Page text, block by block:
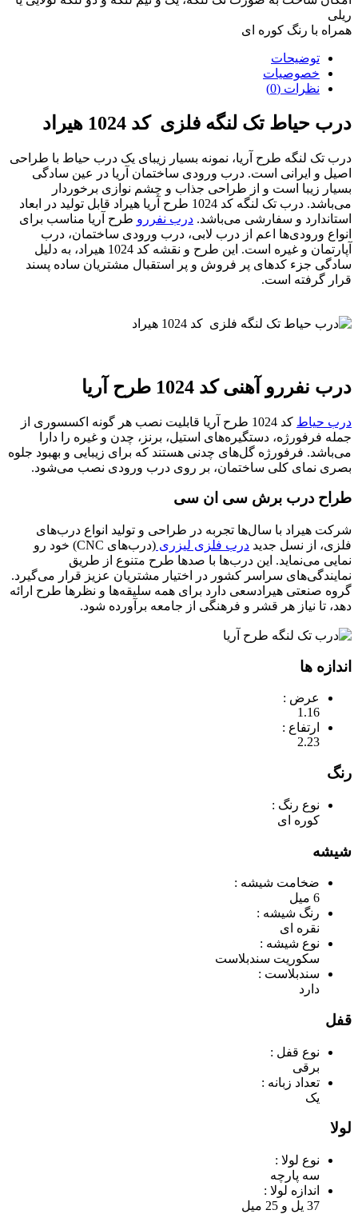
ریلی
همراه با رنگ کوره ای
توضیحات
خصوصیات
نظرات (0)
درب حیاط تک لنگه فلزی کد 1024 هیراد
درب تک لنگه طرح آریا، نمونه بسیار زیبای یک درب حیاط با طراحی
اصیل و ایرانی است. درب ورودی ساختمان آریا در عین سادگی
بسیار زیبا است و از طراحی جذاب و چشم نوازی برخوردار
می‌باشد. درب تک لنگه کد 1024 طرح آریا هیراد قابل تولید در ابعاد
استاندارد و سفارشی می‌باشد. درب نفررو طرح آریا مناسب برای
انواع ورودی‌ها اعم از درب لابی‌، درب ورودی ساختمان‌، درب
آپارتمان و غیره است. این طرح و نقشه کد 1024 هیراد، به دلیل
سادگی جزء کد‌های پر فروش و پر استقبال مشتریان ساده پسند
قرار گرفته است.
درب نفررو آهنی کد 1024 طرح آریا
درب حیاط
کد 1024 طرح آریا قابلیت نصب هر گونه اکسسوری از
جمله فرفورژه، دستگیره‌های استیل، برنز، چدن و غیره را دارا
می‌باشد. فرفورژه گل‌های چدنی هستند که برای زیبایی و بهبود جلوه
بصری نمای کلی ساختمان، بر روی درب ورودی نصب می‌شود.
طراح درب برش سی ان سی
شرکت هیراد با سال‌ها تجربه در طراحی و تولید انواع درب‌های
فلزی، از نسل جدید درب‌ فلزی لیزری
(درب‌های CNC) خود رو
نمایی می‌نماید. این درب‌ها با صدها طرح متنوع از طریق
نمایندگی‌های سراسر کشور در اختیار مشتریان عزیز قرار می‌گیرد.
گروه صنعتی هیرادسعی دارد برای همه سلیقه‌ها و نظرها طرح ارائه
دهد، تا نیاز هر قشر و فرهنگی از جامعه برآورده شود.
اندازه ها
عرض :
1.16
ارتفاع :
2.23
رنگ
نوع رنگ :
کوره ای
شیشه
ضخامت شیشه :
6 میل
رنگ شیشه :
نقره ای
نوع شیشه :
سکوریت سندبلاست
سندبلاست :
دارد
قفل
نوع قفل :
برقی
تعداد زبانه :
یک
لولا
نوع لولا :
سه پارچه
اندازه لولا :
37 یل و 25 میل